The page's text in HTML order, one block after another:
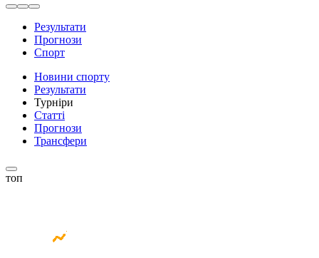
Результати
Прогнози
Спорт
Новини спорту
Результати
Турніри
Статті
Прогнози
Трансфери
топ